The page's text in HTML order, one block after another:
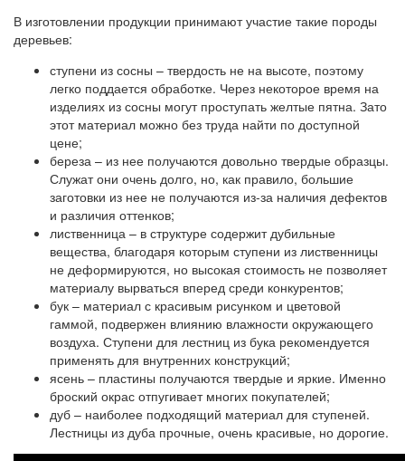
В изготовлении продукции принимают участие такие породы
деревьев:
ступени из сосны – твердость не на высоте, поэтому
легко поддается обработке. Через некоторое время на
изделиях из сосны могут проступать желтые пятна. Зато
этот материал можно без труда найти по доступной
цене;
береза – из нее получаются довольно твердые образцы.
Служат они очень долго, но, как правило, большие
заготовки из нее не получаются из-за наличия дефектов
и различия оттенков;
лиственница – в структуре содержит дубильные
вещества, благодаря которым ступени из лиственницы
не деформируются, но высокая стоимость не позволяет
материалу вырваться вперед среди конкурентов;
бук – материал с красивым рисунком и цветовой
гаммой, подвержен влиянию влажности окружающего
воздуха. Ступени для лестниц из бука рекомендуется
применять для внутренних конструкций;
ясень – пластины получаются твердые и яркие. Именно
броский окрас отпугивает многих покупателей;
дуб – наиболее подходящий материал для ступеней.
Лестницы из дуба прочные, очень красивые, но дорогие.